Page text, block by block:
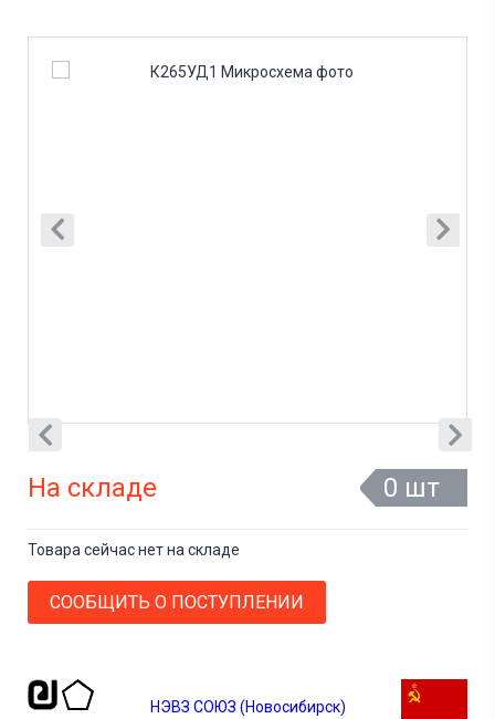
НЭВЗ СОЮЗ (Новосибирск)
На складе 0 шт
Товара сейчас нет на складе
СООБЩИТЬ О ПОСТУПЛЕНИИ